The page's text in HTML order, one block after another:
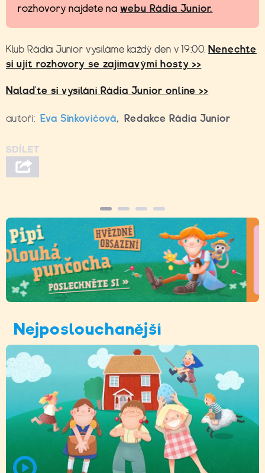
rozhovory najdete nawebu Rádia Junior.
Klub Rádia Junior vysíláme každý den v 19:00.Nenechte
si ujít rozhovory se zajímavými hosty >>
Nalaďte si vysílání Rádia Junior online >>
autoři: Eva Sinkovičová, Redakce Rádia Junior
Nejposlouchanější